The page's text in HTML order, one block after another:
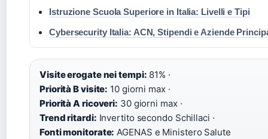
Istruzione Scuola Superiore in Italia: Livelli e Tipi
Cybersecurity Italia: ACN, Stipendi e Aziende
Visite erogate nei tempi: 81% ·
Priorità B visite: 10 giorni max ·
Priorità A ricoveri: 30 giorni max ·
Trend ritardi: Invertito secondo Schillaci ·
Fonti monitorate: AGENAS e Ministero Salute